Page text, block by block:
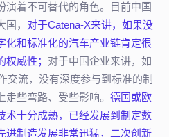
演着不可替代的角色。目前中国
， 对于Catena-X来讲，如果没
化和标准化的汽车产业链肯定很
威性； 对于中国企业来讲，如
交流，没有深度参与到标准的制
些弯路、受些影响。 德国或欧
术十分成熟，已经发展到制定数
进制造发展非常迅猛，二次创新